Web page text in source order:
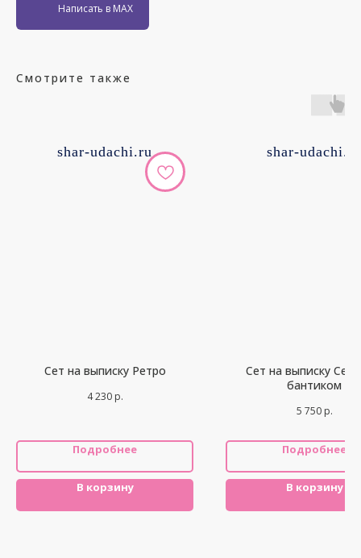
Написать в MAX
Смотрите также
shar-udachi.ru
Сет на выписку Ретро
4 230 р.
Подробнее
В корзину
shar-udachi.ru
Сет на выписку
бантиком
5 750 р.
Подробнее
В корзину